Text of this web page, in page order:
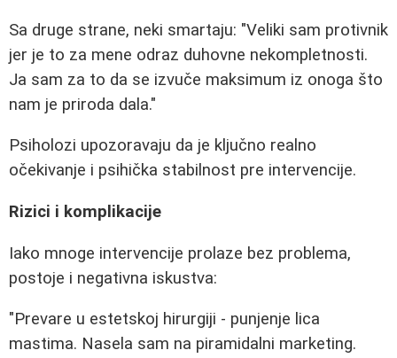
Sa druge strane, neki smartaju: "Veliki sam protivnik
jer je to za mene odraz duhovne nekompletnosti.
Ja sam za to da se izvuče maksimum iz onoga što
nam je priroda dala."
Psiholozi upozoravaju da je ključno realno
očekivanje i psihička stabilnost pre intervencije.
Rizici i komplikacije
Iako mnoge intervencije prolaze bez problema,
postoje i negativna iskustva:
"Prevare u estetskoj hirurgiji - punjenje lica
mastima. Nasela sam na piramidalni marketing.